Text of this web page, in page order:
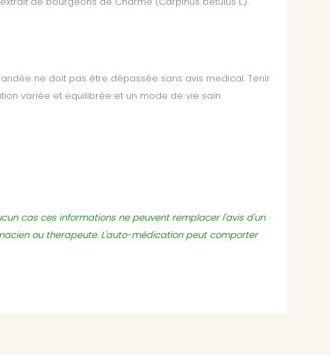
ne doit pas être dépassée sans avis medical. Tenir
variée et equilibrée et un mode de vie sain.
cas ces informations ne peuvent remplacer l'avis d'un
ou therapeute. L'auto-médication peut comporter